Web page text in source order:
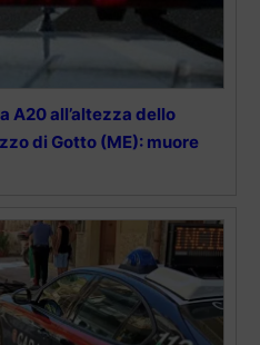
A20 all’altezza dello
di Gotto (ME): muore